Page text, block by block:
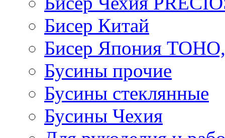
Бисер Китай
Бисер Япония
Бусины прочие
Бусины стеклянные
Бусины Чехия